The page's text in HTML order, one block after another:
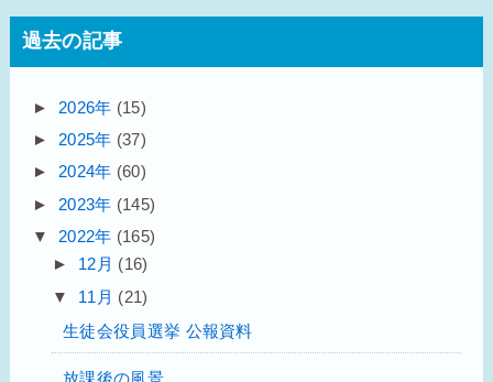
過去の記事
► 2026年 (15)
► 2025年 (37)
► 2024年 (60)
► 2023年 (145)
▼ 2022年 (165)
► 12月 (16)
▼ 11月 (21)
生徒会役員選挙 公報資料
放課後の風景